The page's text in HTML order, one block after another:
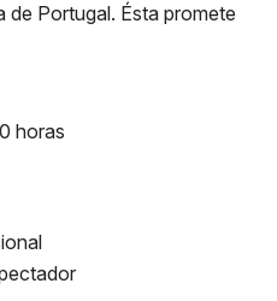
de Portugal. Ésta promete
horas